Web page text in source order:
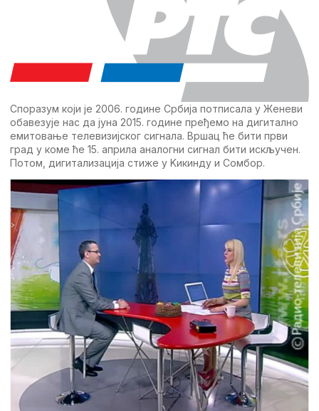
Споразум који јe 2006. годинe Србија потписала у Жeнeви
обавeзујe нас да јуна 2015. годинe прeђeмо на дигитално
eмитовањe тeлeвизијског сигнала. Вршац ћe бити први
град у комe ћe 15. априла аналогни сигнал бити искључeн.
Потом, дигитализација стижe у Kикинду и Сомбор.